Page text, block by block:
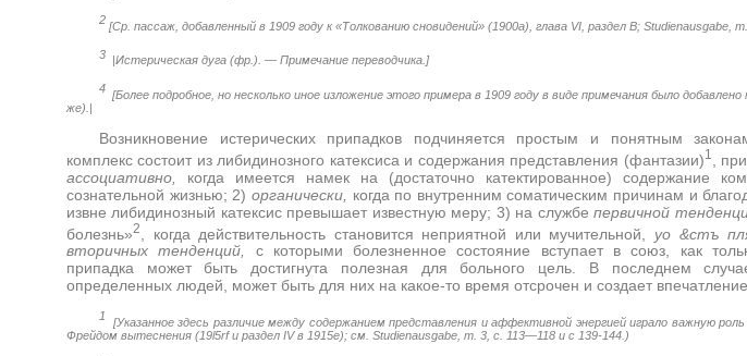
2 [Ср. пассаж, добавленный в 1909 году к «Толкованию сновидений» (1900а), глава VI , раздел В;Studienausgabe ,
3 |Истерическая дуга (фр.). — Примечание переводчика.]
4 [Более подробное, но несколько иное изложение этого примера в 1909 году в виде примечания было
же).|
Возникновение истерических припадков подчиняется простым и понятным
комплекс состоит из либидинозного катексиса и содержания представления (фантазии)1
,
ассоциативно, когда имеется намек на (достаточно катектированное) содержание
сознательной жизнью; 2) органически, когда по внутренним соматическим причинам и
извне либидинозный катексис превышает известную меру; 3) на службепервичной
болезнь»2 , когда действительность становится неприятной или мучительной, уо &стъ
вторичных тенденций, с которыми болезненное состояние вступает в союз, как
припадка может быть достигнута полезная для больного цель. В последнем
определенных людей, может быть для них на какое-то время отсрочен и создает
1 [Указанное здесь различие между содержанием представления и аффективной энергией играло важную
Фрейдом вытеснения (19l5rf и разделIV в 1915е); см.Studienausgabe , т. 3, с. 113—118 и с 139-144.)